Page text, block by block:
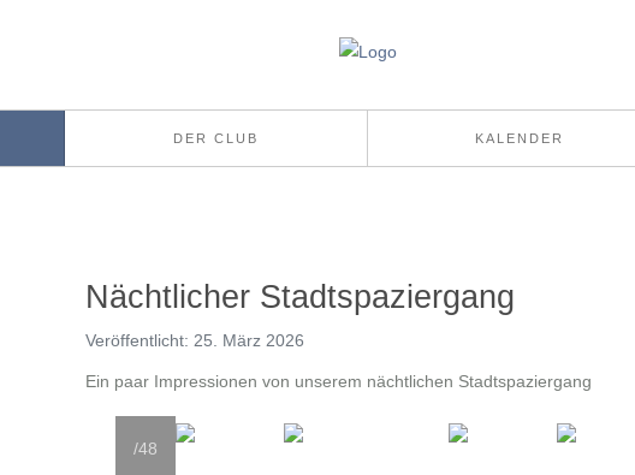
DER CLUB KALENDER
Nächtlicher Stadtspaziergang
Veröffentlicht: 25. März 2026
Ein paar Impressionen von unserem nächtlichen Stadtspaziergang
/48